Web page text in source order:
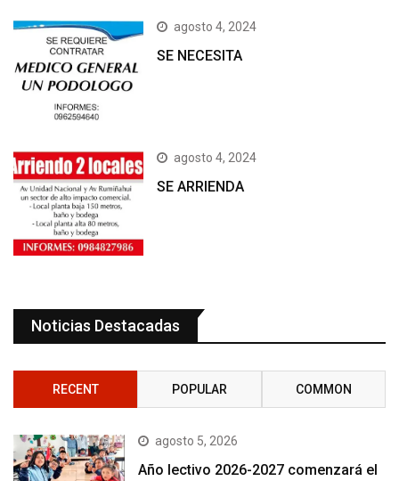
agosto 4, 2024
SE NECESITA
agosto 4, 2024
SE ARRIENDA
Noticias Destacadas
RECENT POPULAR COMMON
agosto 5, 2026
Año lectivo 2026-2027 comenzará el